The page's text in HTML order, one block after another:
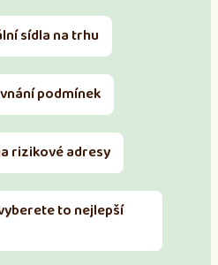
sídla na trhu
podmínek
rizikové adresy
to nejlepší